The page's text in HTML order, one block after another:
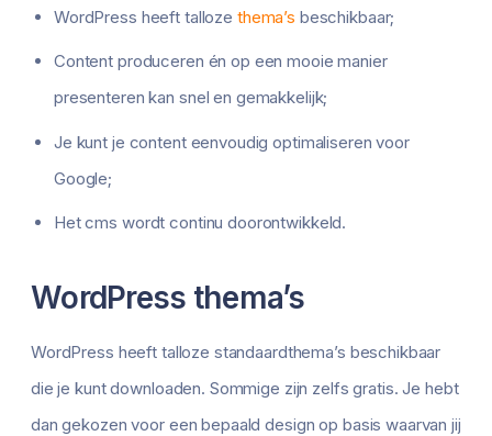
WordPress heeft talloze thema’s beschikbaar;
Content produceren én op een mooie manier
presenteren kan snel en gemakkelijk;
Je kunt je content eenvoudig optimaliseren voor
Google;
Het cms wordt continu doorontwikkeld.
WordPress thema’s
WordPress heeft talloze standaardthema’s beschikbaar
die je kunt downloaden. Sommige zijn zelfs gratis. Je hebt
dan gekozen voor een bepaald design op basis waarvan jij